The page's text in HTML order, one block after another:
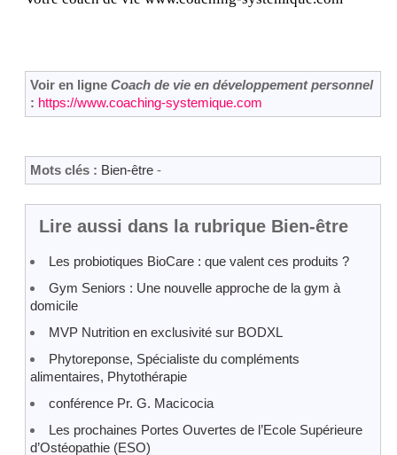
Voir en ligne Coach de vie en développement personnel
: https://www.coaching-systemique.com
Mots clés : Bien-être -
Lire aussi dans la rubrique Bien-être
Les probiotiques BioCare : que valent ces produits ?
Gym Seniors : Une nouvelle approche de la gym à
domicile
MVP Nutrition en exclusivité sur BODXL
Phytoreponse, Spécialiste du compléments
alimentaires, Phytothérapie
conférence Pr. G. Macicocia
Les prochaines Portes Ouvertes de l’Ecole Supérieure
d’Ostéopathie (ESO)